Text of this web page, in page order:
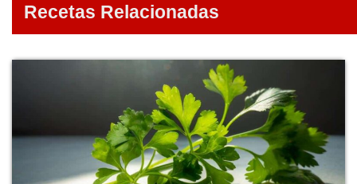
Recetas Relacionadas